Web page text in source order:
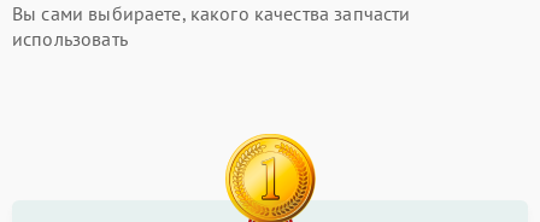
Вы сами выбираете, какого качества запчасти
использовать